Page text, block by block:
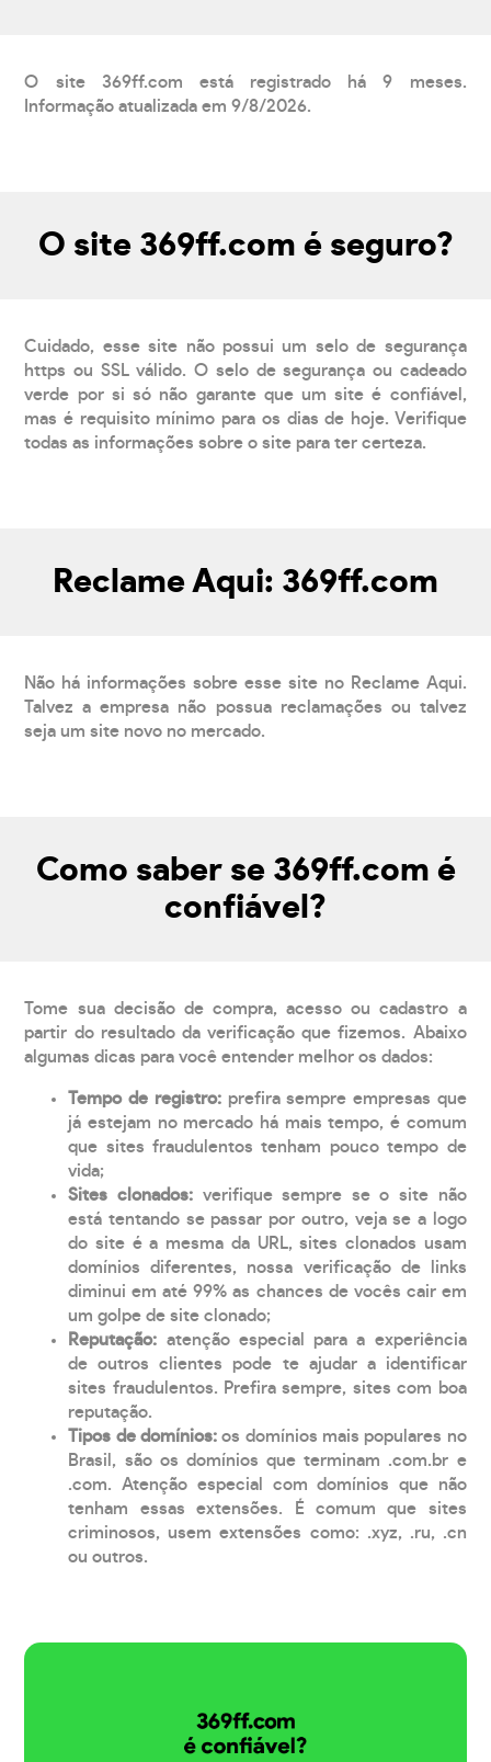
O site 369ff.com está registrado há 9 meses.
Informação atualizada em 9/8/2026.
O site 369ff.com é seguro?
Cuidado, esse site não possui um selo de segurança
https ou SSL válido. O selo de segurança ou cadeado
verde por si só não garante que um site é confiável,
mas é requisito mínimo para os dias de hoje. Verifique
todas as informações sobre o site para ter certeza.
Reclame Aqui: 369ff.com
Não há informações sobre esse site no Reclame Aqui.
Talvez a empresa não possua reclamações ou talvez
seja um site novo no mercado.
Como saber se 369ff.com é
confiável?
Tome sua decisão de compra, acesso ou cadastro a
partir do resultado da verificação que fizemos. Abaixo
algumas dicas para você entender melhor os dados:
Tempo de registro: prefira sempre empresas que
já estejam no mercado há mais tempo, é comum
que sites fraudulentos tenham pouco tempo de
vida;
Sites clonados: verifique sempre se o site não
está tentando se passar por outro, veja se a logo
do site é a mesma da URL, sites clonados usam
domínios diferentes, nossa verificação de links
diminui em até 99% as chances de vocês cair em
um golpe de site clonado;
Reputação: atenção especial para a experiência
de outros clientes pode te ajudar a identificar
sites fraudulentos. Prefira sempre, sites com boa
reputação.
Tipos de domínios:os domínios mais populares no
Brasil, são os domínios que terminam .com.br e
.com. Atenção especial com domínios que não
tenham essas extensões. É comum que sites
criminosos, usem extensões como: .xyz, .ru, .cn
ou outros.